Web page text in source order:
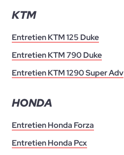
KTM
Entretien KTM 125 Duke
Entretien KTM 790 Duke
Entretien KTM 1290 Super Adv
HONDA
Entretien Honda Forza
Entretien Honda Pcx